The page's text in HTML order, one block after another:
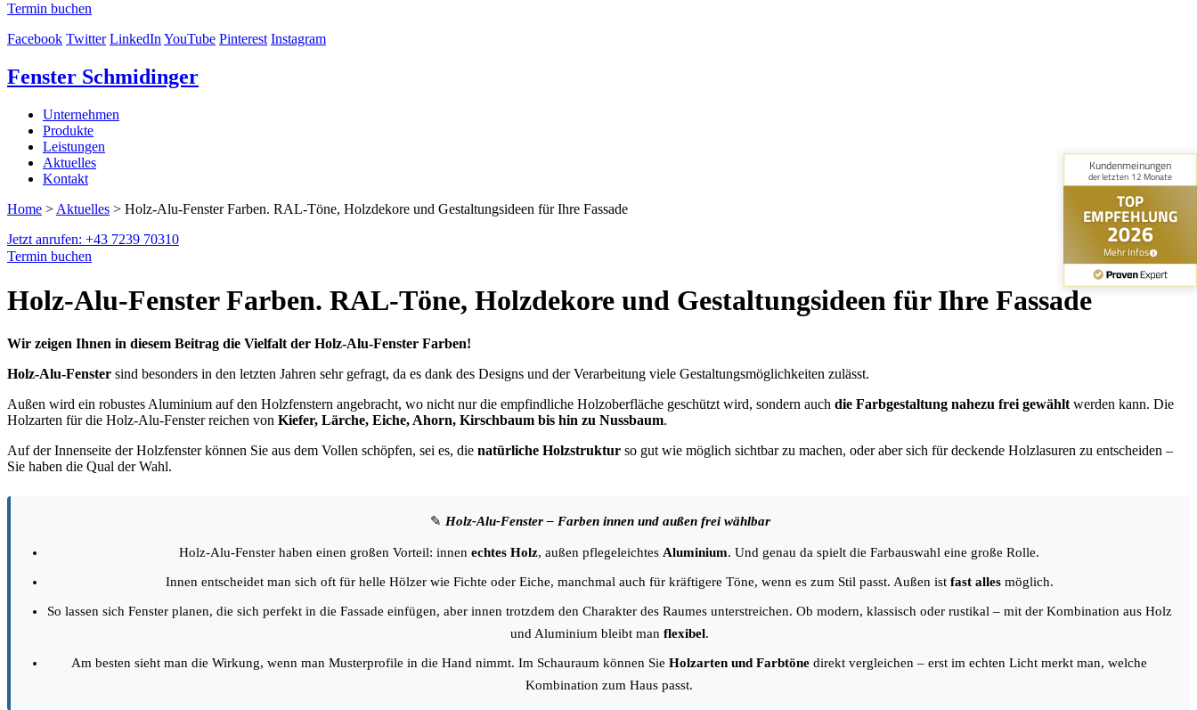
Termin buchen
Facebook Twitter LinkedInYouTube Pinterest Instagram
Fenster Schmidinger
Unternehmen
Produkte
Leistungen
Aktuelles
Kontakt
Home > Aktuelles > Holz-Alu-Fenster Farben. RAL-Töne, Holzdekore und Gestaltungsideen für Ihre Fassade
Jetzt anrufen: +43 7239 70310
Termin buchen
Holz-Alu-Fenster Farben. RAL-Töne, Holzdekore und Gestaltungsideen für Ihre Fassade
Wir zeigen Ihnen in diesem Beitrag die Vielfalt der Holz-Alu-Fenster Farben!
Holz-Alu-Fenster sind besonders in den letzten Jahren sehr gefragt, da es dank des Designs und der Verarbeitung viele Gestaltungsmöglichkeiten zulässt.
Außen wird ein robustes Aluminium auf den Holzfenstern angebracht, wo nicht nur die empfindliche Holzoberfläche geschützt wird, sondern auch die Farbgestaltung nahezu frei gewählt werden kann. Die
Holzarten für die Holz-Alu-Fenster reichen von Kiefer, Lärche, Eiche, Ahorn, Kirschbaum bis hin zu Nussbaum.
Auf der Innenseite der Holzfenster können Sie aus dem Vollen schöpfen, sei es, die natürliche Holzstruktur so gut wie möglich sichtbar zu machen, oder aber sich für deckende Holzlasuren zu entscheiden –
Sie haben die Qual der Wahl.
✎ Holz-Alu-Fenster – Farben innen und außen frei wählbar
Holz-Alu-Fenster haben einen großen Vorteil: innen echtes Holz, außen pflegeleichtes Aluminium. Und genau da spielt die Farbauswahl eine große Rolle.
Innen entscheidet man sich oft für helle Hölzer wie Fichte oder Eiche, manchmal auch für kräftigere Töne, wenn es zum Stil passt. Außen ist fast allesmöglich.
So lassen sich Fenster planen, die sich perfekt in die Fassade einfügen, aber innen trotzdem den Charakter des Raumes unterstreichen. Ob modern, klassisch oder rustikal – mit der Kombination aus Holz
und Aluminium bleibt man flexibel.
Am besten sieht man die Wirkung, wenn man Musterprofile in die Hand nimmt. Im Schauraum können Sie Holzarten und Farbtöne direkt vergleichen – erst im echten Licht merkt man, welche
Kombination zum Haus passt.